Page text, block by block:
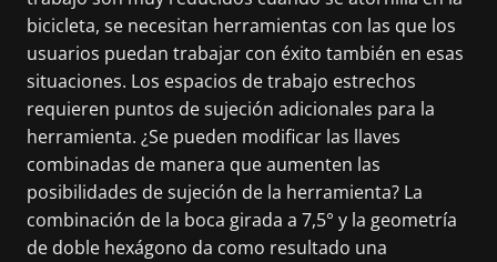
bicicleta, se necesitan herramientas con las que los
usuarios puedan trabajar con éxito también en esas
situaciones. Los espacios de trabajo estrechos
requieren puntos de sujeción adicionales para la
herramienta. ¿Se pueden modificar las llaves
combinadas de manera que aumenten las
posibilidades de sujeción de la herramienta? La
combinación de la boca girada a 7,5° y la geometría
de doble hexágono da como resultado una